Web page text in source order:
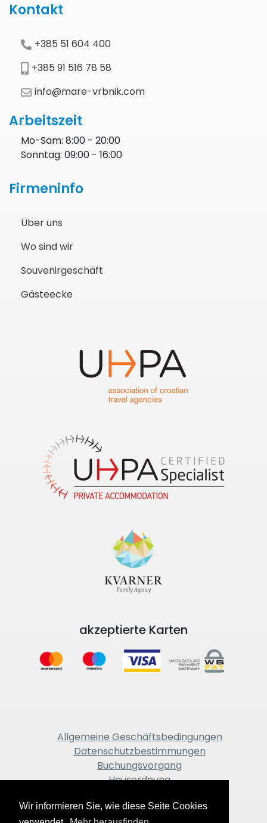
Wir informieren Sie, wie diese Seite Cookies
Kontakt
+385 51 604 400
+385 91 516 78 58
info@mare-vrbnik.com
Arbeitszeit
Mo-Sam: 8:00 - 20:00
Sonntag: 09:00 - 16:00
Firmeninfo
Über uns
Wo sind wir
Souvenirgeschäft
Gästeecke
akzeptierte Karten
Allgemeine Geschäftsbedingungen
Datenschutzbestimmungen
Buchungsvorgang
Hausordnung